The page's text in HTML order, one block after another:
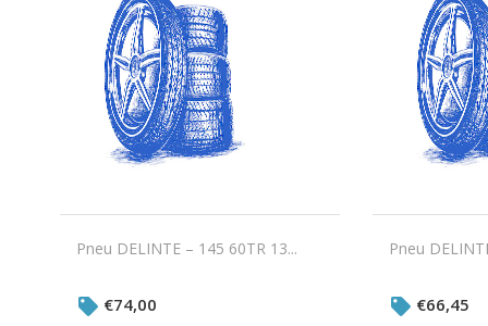
Pneu DELINTE – 145 60TR 13...
€74,00
Pneu
€66,45